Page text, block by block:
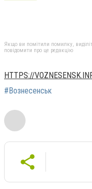
Якщо ви помітили помилку,
повідомити про це редакцію
HTTPS://
#Вознесенськ